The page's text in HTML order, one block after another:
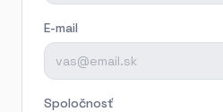
E-mail
Spoločnosť